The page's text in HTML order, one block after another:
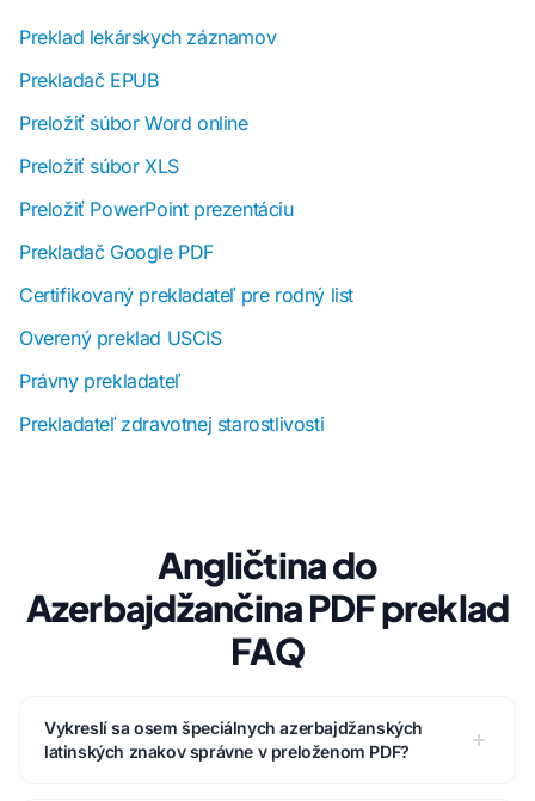
Preklad lekárskych záznamov
Prekladač EPUB
Preložiť súbor Word online
Preložiť súbor XLS
Preložiť PowerPoint prezentáciu
Prekladač Google PDF
Certifikovaný prekladateľ pre rodný list
Overený preklad USCIS
Právny prekladateľ
Prekladateľ zdravotnej starostlivosti
Angličtina do
Azerbajdžančina PDF preklad
FAQ
Vykreslí sa osem špeciálnych azerbajdžanských
latinských znakov správne v preloženom PDF?